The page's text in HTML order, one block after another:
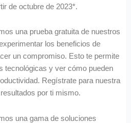
de octubre de 2023*.
una prueba gratuita de nuestros
los beneficios de
un compromiso. Esto te permite
tecnológicas y ver cómo pueden
Regístrate para nuestra
por ti mismo.
una gama de soluciones